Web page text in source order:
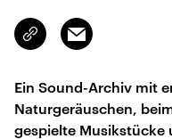
Link
kopieren/teilen
Email
Ein Sound-Archiv mit
Naturgeräuschen,
gespielte Musikstücke